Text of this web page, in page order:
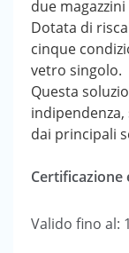
due
Dotata di
cinque
vetro singolo.
Questa
dai principali
Certificazione
Valido fino al: